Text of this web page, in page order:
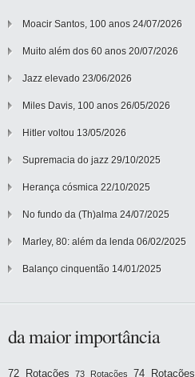
Moacir Santos, 100 anos 24/07/2026
Muito além dos 60 anos 20/07/2026
Jazz elevado 23/06/2026
Miles Davis, 100 anos 26/05/2026
Hitler voltou 13/05/2026
Supremacia do jazz 29/10/2025
Herança cósmica 22/10/2025
No fundo da (Th)alma 24/07/2025
Marley, 80: além da lenda 06/02/2025
Balanço cinquentão 14/01/2025
da maior importância
72 Rotações 73 Rotações 74 Rotações